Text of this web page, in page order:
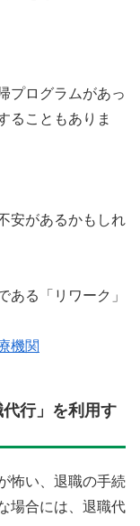
プログラムがあっ
ることもありま
安があるかもしれ
ある「リワーク」
機関
行」を利用す
怖い、退職の手続
場合には、退職代